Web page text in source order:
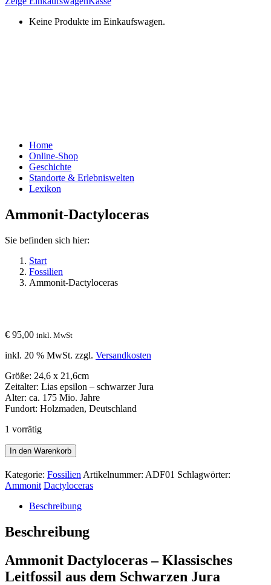
Keine Produkte im Einkaufswagen.
Home
Online-Shop
Geschichte
Standorte & Erlebniswelten
Lexikon
Ammonit-Dactyloceras
Sie befinden sich hier:
Start
Fossilien
Ammonit-Dactyloceras
€ 95,00 inkl. MwSt
inkl. 20 % MwSt. zzgl. Versandkosten
Größe: 24,6 x 21,6cm
Zeitalter: Lias epsilon – schwarzer Jura
Alter: ca. 175 Mio. Jahre
Fundort: Holzmaden, Deutschland
1 vorrätig
Ammonit-
Dactyloceras
Menge
In den Warenkorb
Kategorie: Fossilien Artikelnummer: ADF01 Schlagwörter:
Ammonit Dactyloceras
Beschreibung
Beschreibung
Ammonit Dactyloceras – Klassisches
Leitfossil aus dem Schwarzen Jura